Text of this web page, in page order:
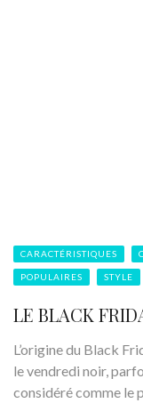
CARACTÉRISTIQUES
POPULAIRES STYLE
LE BLACK
L’origine du Black
le vendredi noir,
considéré comme le